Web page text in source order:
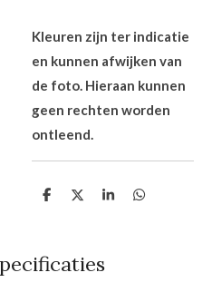
Kleuren zijn ter indicatie
en kunnen afwijken van
de foto. Hieraan kunnen
geen rechten worden
ontleend.
D
n
D
S
D